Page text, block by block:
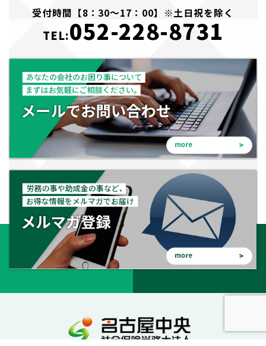
受付時間【8：30～17：00】※土日祝を除く
TEL:052-228-8731